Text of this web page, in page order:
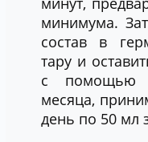
минимума.
состав в
тару и
с помощью
месяца,
день по 50 мл